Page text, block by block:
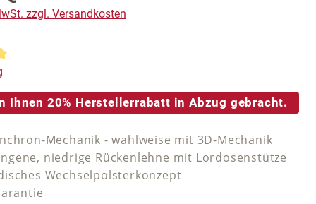
zzgl. Versandkosten
Bewertung von 5 von 5 Sternen
Ihnen 20% Herstellerrabatt in Abzug gebracht.
Mechanik - wahlweise mit 3D-Mechanik
niedrige Rückenlehne mit Lordosenstütze
Wechselpolsterkonzept